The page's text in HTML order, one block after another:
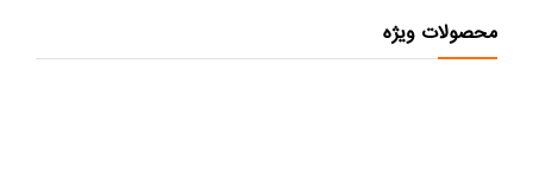
محصولات ویژه